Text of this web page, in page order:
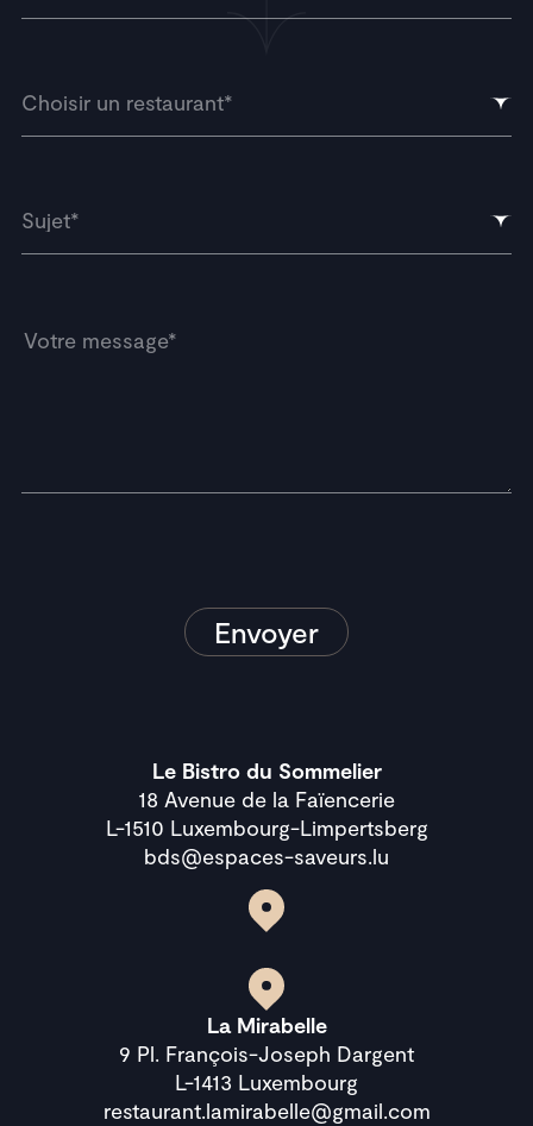
Le Bistro du Sommelier
18 Avenue de la Faïencerie
L-1510 Luxembourg-Limpertsberg
bds@espaces-saveurs.lu
La Mirabelle
9 Pl. François-Joseph Dargent
L-1413 Luxembourg
restaurant.lamirabelle@gmail.com